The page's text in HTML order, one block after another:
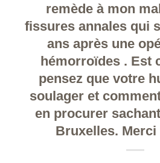
remède à mon
fissures annales qui
ans après une
hémorroïdes . Est
pensez que votre
soulager et
en procurer
Bruxelles. Merci